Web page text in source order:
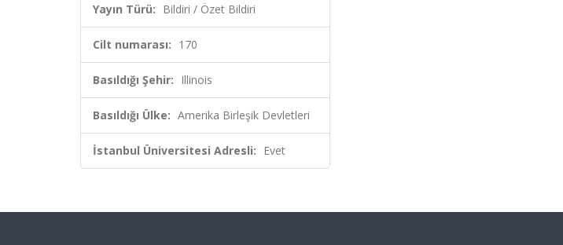
Yayın Türü: Bildiri / Özet Bildiri
Cilt numarası: 170
Basıldığı Şehir: Illinois
Basıldığı Ülke: Amerika Birleşik Devletleri
İstanbul Üniversitesi Adresli: Evet